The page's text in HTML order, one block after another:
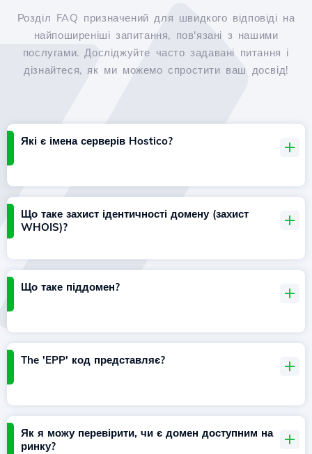
Розділ FAQ призначений для швидкого відповіді на
найпоширеніші запитання, пов'язані з нашими
послугами. Досліджуйте часто задавані питання і
дізнайтеся, як ми можемо спростити ваш досвід!
Які є імена серверів Hostico?
Що таке захист ідентичності домену (захист
WHOIS)?
Що таке піддомен?
The 'EPP' код представляє?
Як я можу перевірити, чи є домен доступним на
ринку?